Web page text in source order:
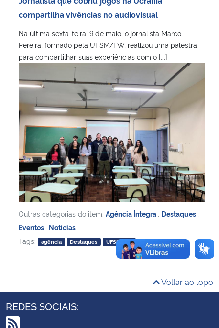
Ministério da Cidadania
Ministério da Saúde
Ministério de Minas e Energia
Ministério da Ciência, Tecnologia, Inovações e Comunicações
Ministério do Meio Ambiente
Ministério do Turismo
Ministério do Desenvolvimento Regional
Controladoria-Geral da União
Ministério da Mulher, da Família e dos Direitos Humanos
Secretaria-Geral
Gabinete de Segurança Institucional
Advocacia-Geral da União
compartilha vivências no audiovisual
Na última sexta-feira, 9 de maio, o jornalista Marco
Pereira, formado pela UFSM/FW, realizou uma palestra
para compartilhar suas experiências com o [...]
Outras categorias do item: Agência Íntegra Destaques
Eventos Notícias
Tags:
agência Destaques UFSM-FW
Voltar ao topo
REDES SOCIAIS: